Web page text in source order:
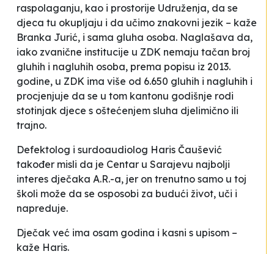
raspolaganju, kao i prostorije Udruženja, da se
djeca tu okupljaju i da učimo znakovni jezik – kaže
Branka Jurić, i sama gluha osoba. Naglašava da,
iako zvanične institucije u ZDK nemaju tačan broj
gluhih i nagluhih osoba, prema popisu iz 2013.
godine, u ZDK ima više od 6.650 gluhih i nagluhih i
procjenjuje da se u tom kantonu godišnje rodi
stotinjak djece s oštećenjem sluha djelimično ili
trajno.
Defektolog i surdoaudiolog Haris Čaušević
također misli da je Centar u Sarajevu najbolji
interes dječaka A.R.-a, jer on trenutno samo u toj
školi može da se osposobi za budući život, uči i
napreduje.
Dječak već ima osam godina i kasni s upisom –
kaže Haris.